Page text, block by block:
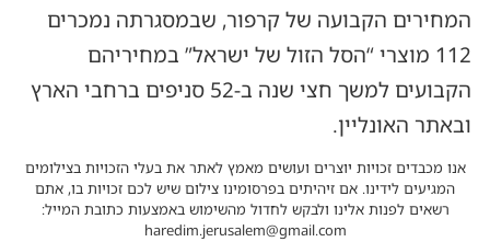
המחירים הקבועה של קרפור, שבמסגרתה נמכרים
112 מוצרי “הסל הזול של ישראל” במחיריהם
הקבועים למשך חצי שנה ב-52 סניפים ברחבי הארץ
ובאתר האונליין.
אנו מכבדים זכויות יוצרים ועושים מאמץ לאתר את בעלי הזכויות בצילומים
המגיעים לידינו. אם זיהיתים בפרסומינו צילום שיש לכם זכויות בו, אתם
רשאים לפנות אלינו ולבקש לחדול מהשימוש באמצעות כתובת המייל:
haredim.jerusalem@gmail.com